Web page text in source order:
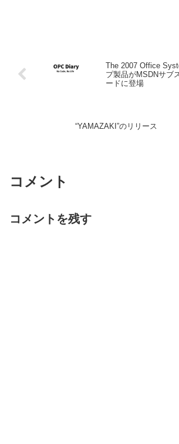
The 2007 Office
プ製品がMSDNサブ
ードに登場
“YAMAZAKI”のリリース
コメント
コメントを残す